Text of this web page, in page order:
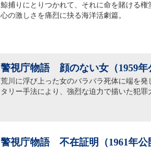
鯨捕りにとりつかれて、それに命を賭ける
心の激しさを痛烈に抉る海洋活劇篇。
警視庁物語 顔のない女（1959年
荒川に浮び上った女のバラバラ死体に端を
タリー手法により、強烈な迫力で描いた犯罪
警視庁物語 不在証明（1961年公